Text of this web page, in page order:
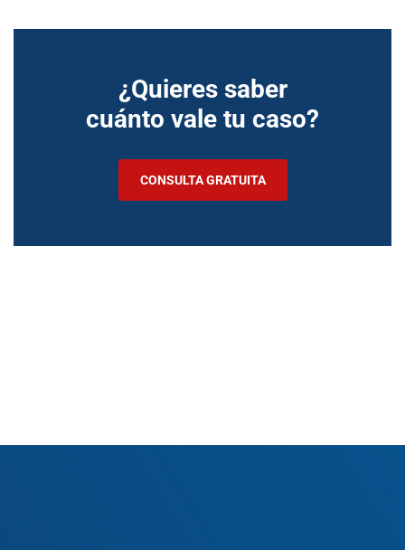
¿Quieres saber
cuánto vale tu caso?
CONSULTA GRATUITA